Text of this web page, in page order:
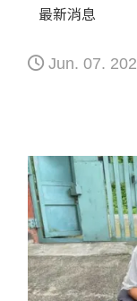
最新消息
Jun. 07.